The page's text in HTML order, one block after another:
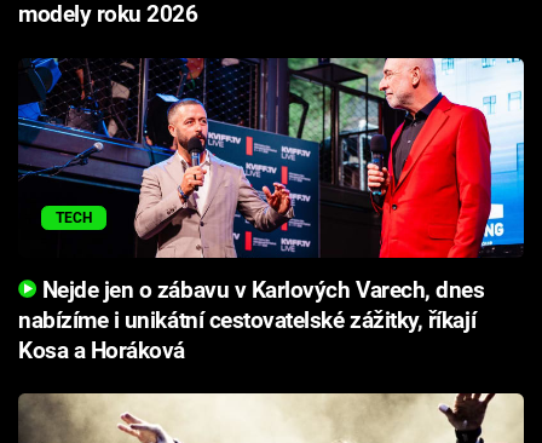
modely roku 2026
TECH
Nejde jen o zábavu v Karlových Varech, dnes
nabízíme i unikátní cestovatelské zážitky, říkají
Kosa a Horáková